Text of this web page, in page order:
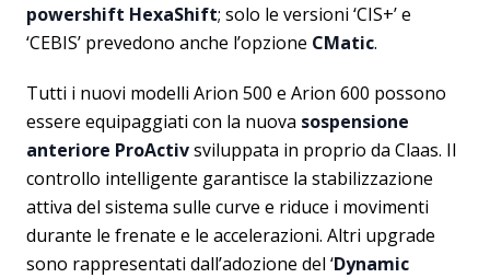
powershift HexaShift; solo le versioni ‘CIS+’ e
‘CEBIS’ prevedono anche l’opzione CMatic.
Tutti i nuovi modelli Arion 500 e Arion 600 possono
essere equipaggiati con la nuova sospensione
anteriore ProActivsviluppata in proprio da Claas. Il
controllo intelligente garantisce la stabilizzazione
attiva del sistema sulle curve e riduce i movimenti
durante le frenate e le accelerazioni. Altri upgrade
sono rappresentati dall’adozione del ‘Dynamic